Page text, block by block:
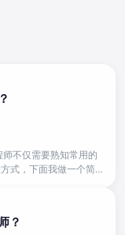
不仅需要熟知常用的
式，下面我做一个简单
？